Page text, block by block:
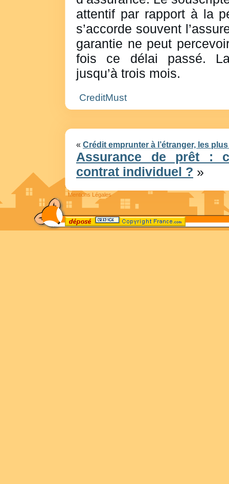
attentif par rapport à la
s’accorde souvent
garantie ne peut
fois ce délai passé.
jusqu’à trois mois.
CreditMust
« Crédit emprunter à l’étranger, les
Assurance de prêt :
contrat individuel ? »
Mentions Légales